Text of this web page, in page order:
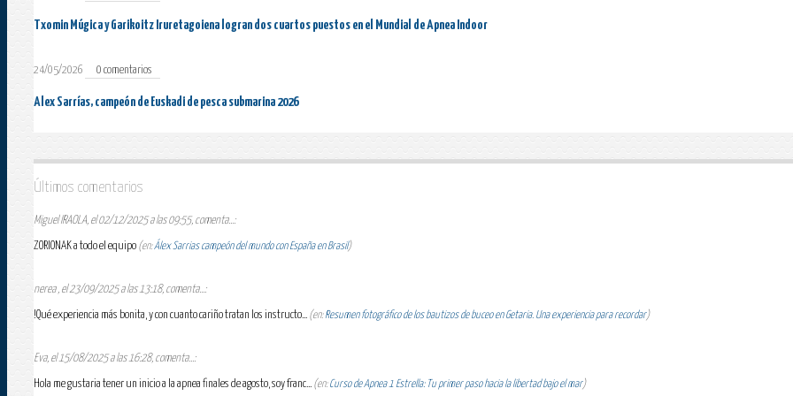
Txomin Múgica y Garikoitz Iruretagoiena logran dos cuartos puestos en el Mundial de Apnea Indoor
24/05/2026 0 comentarios
Alex Sarrías, campeón de Euskadi de pesca submarina 2026
Últimos comentarios
Miguel IRAOLA, el 02/12/2025 a las 09:55, comenta...:
ZORIONAK a todo el equipo (en:Álex Sarrias campeón del mundo con España en Brasil)
nerea , el 23/09/2025 a las 13:18, comenta...:
!Qué experiencia más bonita, y con cuanto cariño tratan los instructo... (en:Resumen fotográfico de los bautizos de buceo en Getaria. Una experiencia para recordar)
Eva, el 15/08/2025 a las 16:28, comenta...:
Hola me gustaria tener un inicio a la apnea finales de agosto, soy franc... (en:Curso de Apnea 1 Estrella: Tu primer paso hacia la libertad bajo el mar)